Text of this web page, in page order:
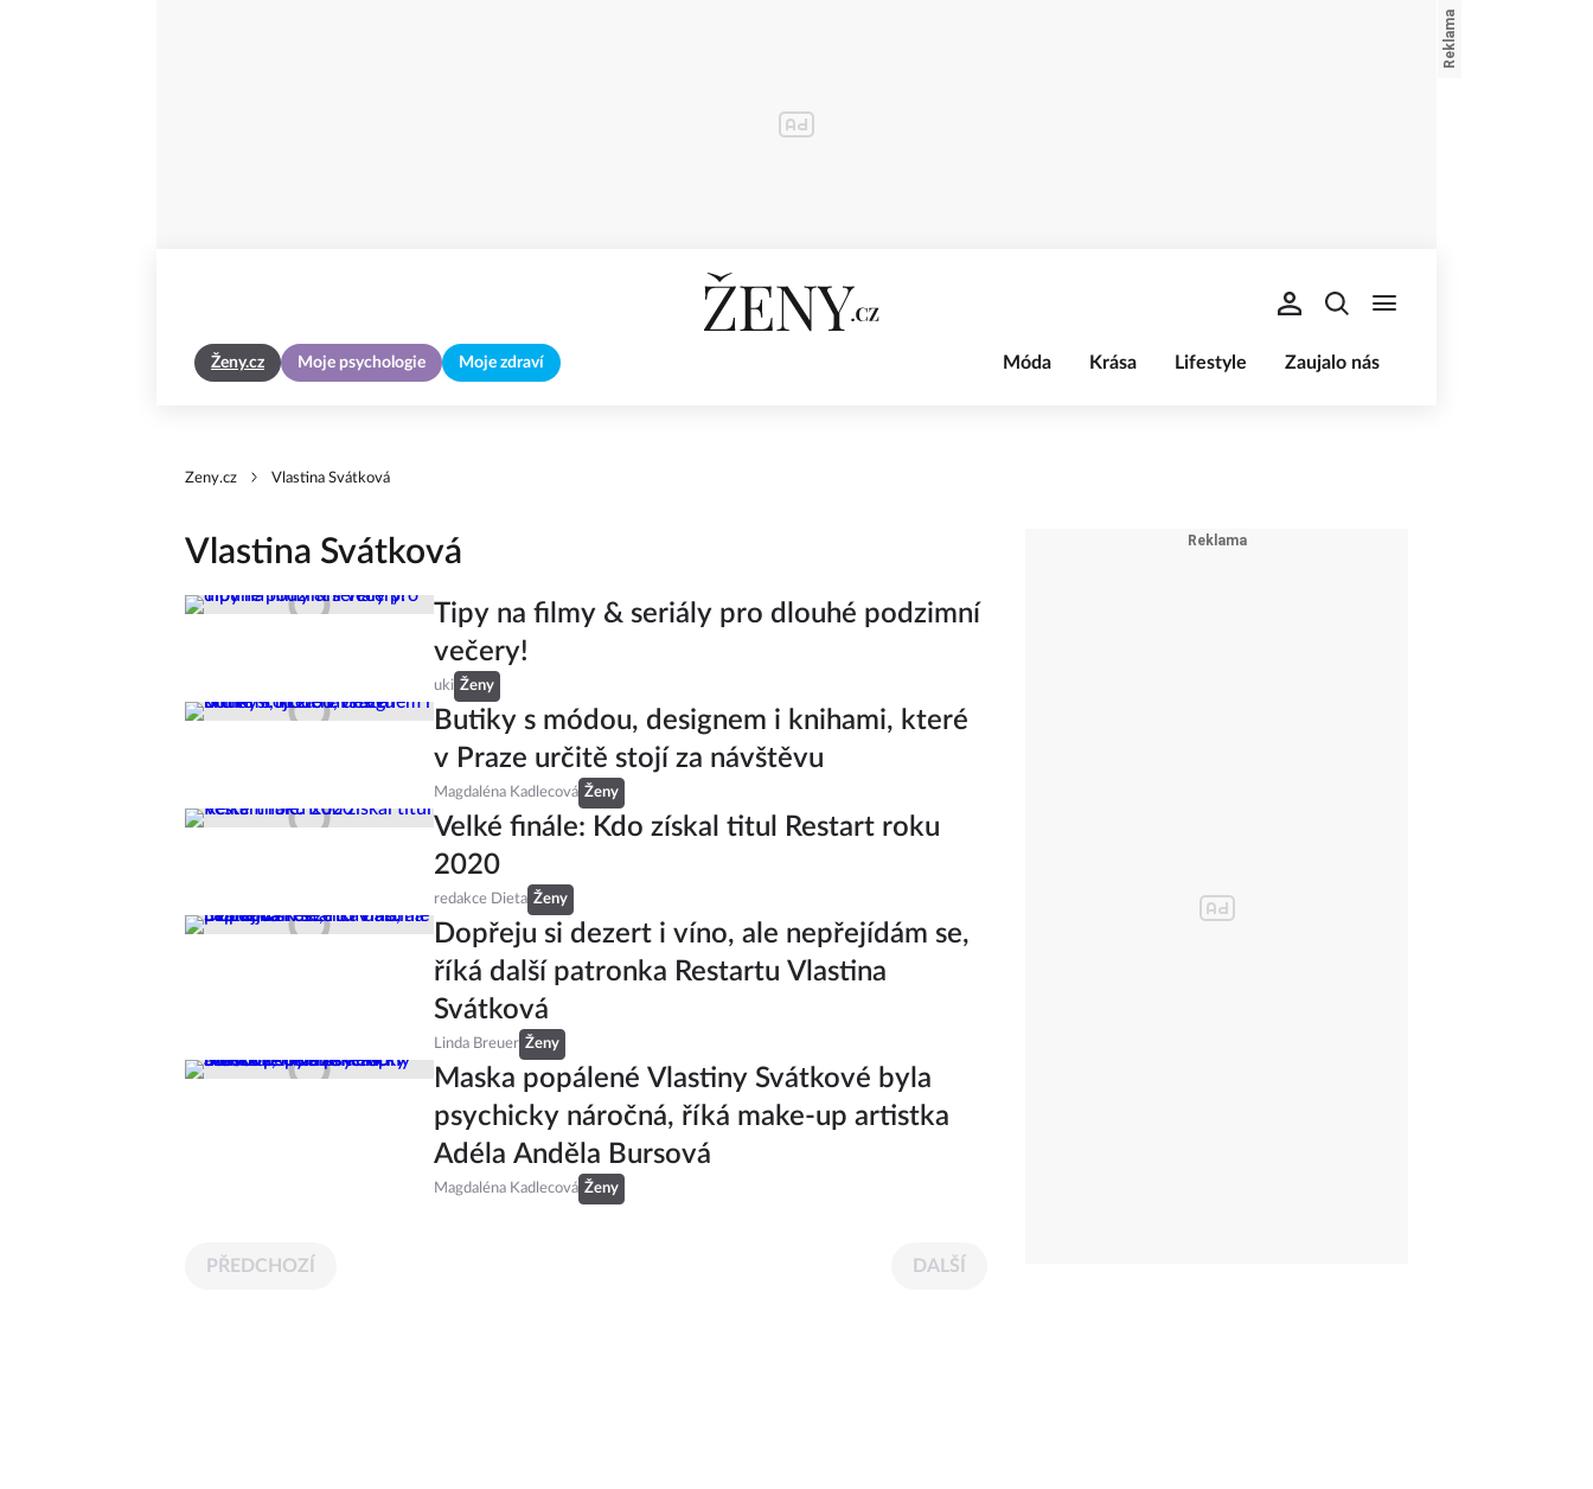
Ženy.cz Moje psychologie Moje zdraví Móda Krása Lifestyle Zaujalo nás
Zeny.cz Vlastina Svátková
Vlastina Svátková
Tipy na filmy & seriály pro dlouhé podzimní
večery!
uki Ženy
Butiky s módou, designem i knihami, které
v Praze určitě stojí za návštěvu
Magdaléna Kadlecová Ženy
Velké finále: Kdo získal titul Restart roku
2020
redakce Dieta Ženy
Dopřeju si dezert i víno, ale nepřejídám se,
říká další patronka Restartu Vlastina
Svátková
Linda Breuer Ženy
Maska popálené Vlastiny Svátkové byla
psychicky náročná, říká make-up artistka
Adéla Anděla Bursová
Magdaléna Kadlecová Ženy
PŘEDCHOZÍ DALŠÍ